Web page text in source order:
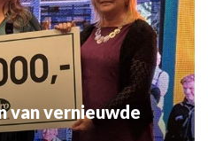
van vernieuwde